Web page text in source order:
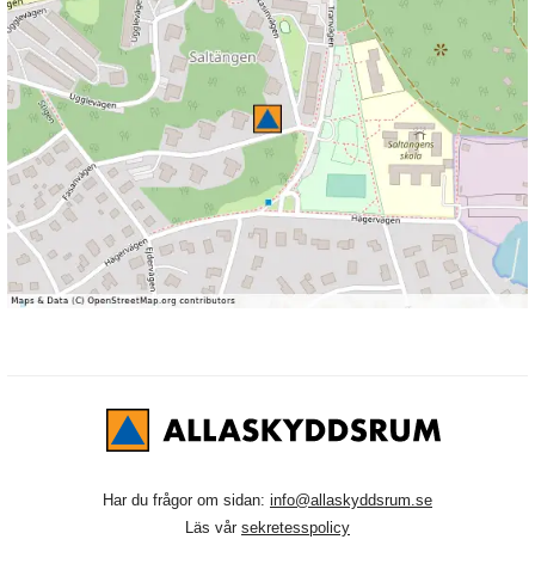
Har du frågor om sidan: info@allaskyddsrum.se
Läs vår sekretesspolicy